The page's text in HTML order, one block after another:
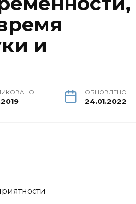
и
ОБНОВЛЕНО
24.01.2022